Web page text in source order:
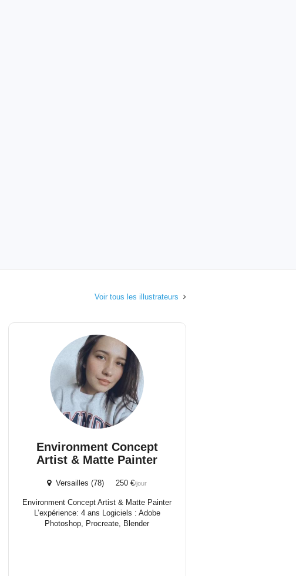
Voir tous les illustrateurs
Environment Concept
Artist & Matte Painter
Versailles (78) 250 €/jour
Environment Concept Artist & Matte Painter
L’expérience: 4 ans Logiciels : Adobe
Photoshop, Procreate, Blender